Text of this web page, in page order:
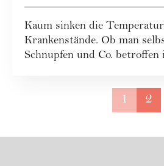
Kaum sinken die
Krankenstände. Ob man
Schnupfen und Co.
1 2